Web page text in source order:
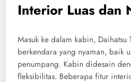
Interior Luas dan
Masuk ke dalam kabin, Daihatsu
berkendara yang nyaman, baik
penumpang. Kabin didesain
fleksibilitas. Beberapa fitur